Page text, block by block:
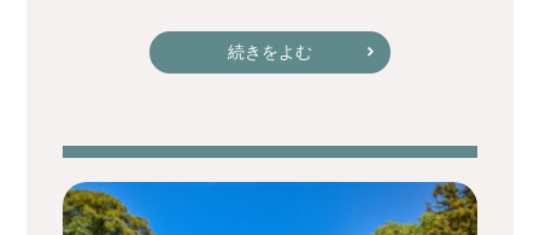
続きをよむ